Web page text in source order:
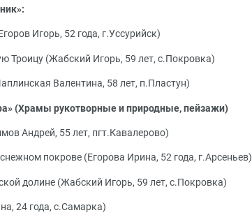
Игорь, 52 года, г.Уссурийск)
Троицу (Жабский Игорь, 59 лет, с.Покровка)
Валентина, 58 лет, п.Пластун)
(Храмы рукотворные и природные, пейзажи)
Андрей, 55 лет, пгт.Кавалерово)
покрове (Егорова Ирина, 52 года, г.Арсеньев)
долине (Жабский Игорь, 59 лет, с.Покровка)
24 года, с.Самарка)